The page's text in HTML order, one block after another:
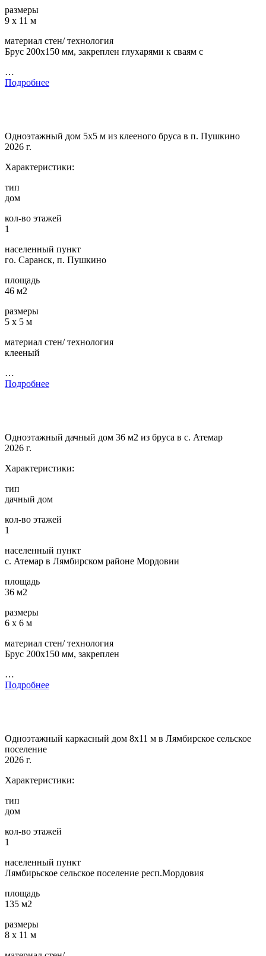
размеры
9 х 11 м
материал стен/ технология
Брус 200х150 мм, закреплен глухарями к сваям с
…
Подробнее
Одноэтажный дом 5х5 м из клееного бруса в п. Пушкино
2026 г.
Характеристики:
тип
дом
кол-во этажей
1
населенный пункт
го. Саранск, п. Пушкино
площадь
46 м2
размеры
5 х 5 м
материал стен/ технология
клееный
…
Подробнее
Одноэтажный дачный дом 36 м2 из бруса в с. Атемар
2026 г.
Характеристики:
тип
дачный дом
кол-во этажей
1
населенный пункт
с. Атемар в Лямбирском районе Мордовии
площадь
36 м2
размеры
6 х 6 м
материал стен/ технология
Брус 200х150 мм, закреплен
…
Подробнее
Одноэтажный каркасный дом 8х11 м в Лямбирское сельское
поселение
2026 г.
Характеристики:
тип
дом
кол-во этажей
1
населенный пункт
Лямбирьское сельское поселение респ.Мордовия
площадь
135 м2
размеры
8 х 11 м